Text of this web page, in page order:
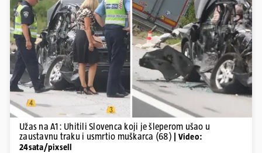
Pokretanje videa...
Užas na A1: Uhitili Slovenca koji je šleperom ušao u
zaustavnu traku i usmrtio muškarca (68)
| Video:
24sata/pixsell